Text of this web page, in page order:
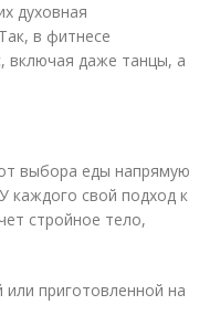
духовная
в фитнесе
включая даже танцы, а
выбора еды напрямую
каждого свой подход к
стройное тело,
приготовленной на